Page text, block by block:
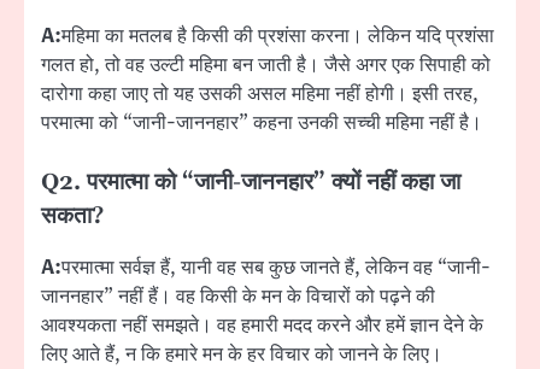
A:महिमा का मतलब है किसी की प्रशंसा करना। लेकिन यदि प्रशंसा
गलत हो, तो वह उल्टी महिमा बन जाती है। जैसे अगर एक सिपाही को
दारोगा कहा जाए तो यह उसकी असल महिमा नहीं होगी। इसी तरह,
परमात्मा को “जानी-जाननहार” कहना उनकी सच्ची महिमा नहीं है।
Q2. परमात्मा को “जानी-जाननहार” क्यों नहीं कहा जा
सकता?
A:परमात्मा सर्वज्ञ हैं, यानी वह सब कुछ जानते हैं, लेकिन वह “जानी-
जाननहार” नहीं हैं। वह किसी के मन के विचारों को पढ़ने की
आवश्यकता नहीं समझते। वह हमारी मदद करने और हमें ज्ञान देने के
लिए आते हैं, न कि हमारे मन के हर विचार को जानने के लिए।